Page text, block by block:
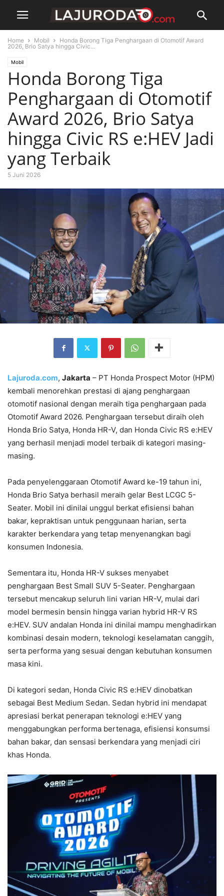
Home Mobil
Honda Borong Tiga Penghargaan di Otomotif Award
2026, Brio Satya hingga Civic...
Mobil
Honda Borong Tiga
Penghargaan di Otomotif
Award 2026, Brio Satya
hingga Civic RS e:HEV Jadi
yang Terbaik
5 Juni 2026
Lajuroda.com, Jakarta – PT Honda Prospect Motor (HPM)
kembali menorehkan prestasi di ajang penghargaan
otomotif nasional dengan meraih tiga penghargaan pada
Otomotif Award 2026. Penghargaan tersebut diraih oleh
Honda Brio Satya, Honda HR-V, dan Honda Civic RS e:HEV
yang berhasil menjadi model terbaik di kategori masing-
masing.
Pada penyelenggaraan Otomotif Award ke-19 tahun ini,
Honda Brio Satya berhasil meraih gelar Best LCGC 5-
Seater. Mobil ini dinilai unggul berkat efisiensi bahan
bakar, kepraktisan untuk penggunaan harian, serta
karakter berkendara yang tetap menyenangkan bagi
konsumen Indonesia.
Sementara itu, Honda HR-V sukses menyabet
penghargaan Best Small SUV 5-Seater. Penghargaan
tersebut mencakup seluruh lini varian HR-V, mulai dari
model bermesin bensin hingga varian hybrid HR-V RS
e:HEV. SUV andalan Honda ini dinilai mampu menghadirkan
kombinasi desain modern, teknologi keselamatan canggih,
serta performa yang sesuai dengan kebutuhan konsumen
masa kini.
Di kategori sedan, Honda Civic RS e:HEV dinobatkan
sebagai Best Medium Sedan. Sedan hybrid ini mendapat
apresiasi berkat penerapan teknologi e:HEV yang
menggabungkan performa bertenaga, efisiensi konsumsi
bahan bakar, dan sensasi berkendara yang menjadi ciri
khas Honda.